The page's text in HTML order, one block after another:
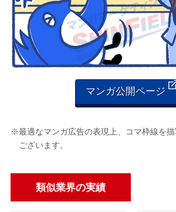
マンガ公開ページ
※最適なマンガ広告の表現上、コマ枠線を
ございます。
類似業界の実績